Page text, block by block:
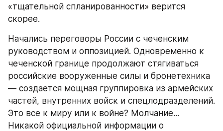
«тщательной спланированности» верится
скорее.
Начались переговоры России с чеченским
руководством и оппозицией. Одновременно к
чеченской границе продолжают стягиваться
российские вооруженные силы и бронетехника
— создается мощная группировка из армейских
частей, внутренних войск и спецлодразделений.
Это все к миру или к войне? Молчание...
Никакой официальной информации о